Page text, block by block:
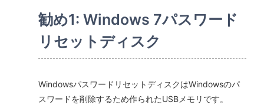
勧め1: Windows 7パスワード
リセットディスク
WindowsパスワードリセットディスクはWindowsのパ
スワードを削除するため作られたUSBメモリです。